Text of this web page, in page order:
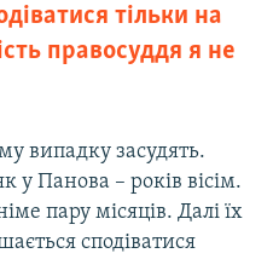
тільки на
правосуддя я не
випадку засудять.
у Панова – років вісім.
пару місяців. Далі їх
сподіватися